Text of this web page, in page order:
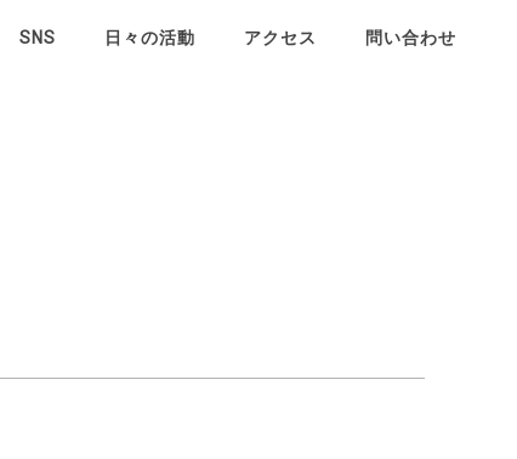
SNS 日々の活動 アクセス 問い合わせ